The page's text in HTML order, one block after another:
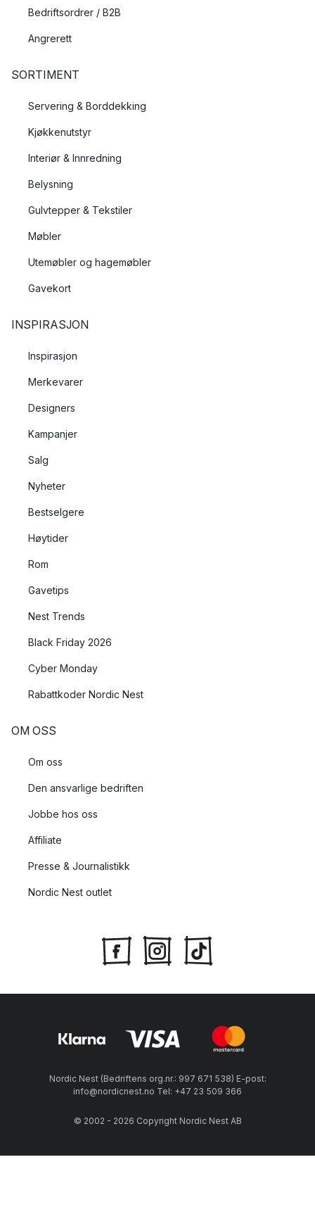
Bedriftsordrer / B2B
Angrerett
SORTIMENT
Servering & Borddekking
Kjøkkenutstyr
Interiør & Innredning
Belysning
Gulvtepper & Tekstiler
Møbler
Utemøbler og hagemøbler
Gavekort
INSPIRASJON
Inspirasjon
Merkevarer
Designers
Kampanjer
Salg
Nyheter
Bestselgere
Høytider
Rom
Gavetips
Nest Trends
Black Friday 2026
Cyber Monday
Rabattkoder Nordic Nest
OM OSS
Om oss
Den ansvarlige bedriften
Jobbe hos oss
Affiliate
Presse & Journalistikk
Nordic Nest outlet
Nordic Nest (Bedriftens org.nr.: 997 671 538) E-post:
info@nordicnest.no Tel: +47 23 509 366
© 2002 - 2026 Copyright Nordic Nest AB